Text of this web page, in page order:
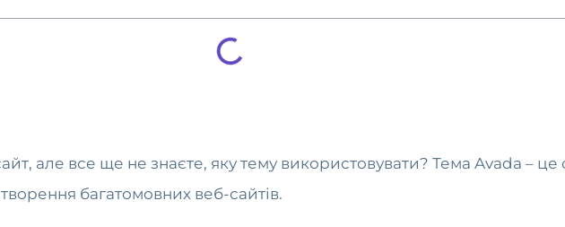
але все ще не знаєте, яку тему використовувати? Тема Avada – це
багатомовних веб-сайтів.